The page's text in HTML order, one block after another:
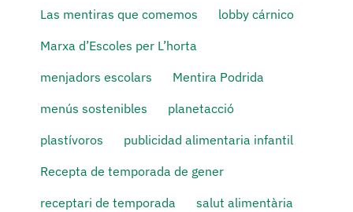
Las mentiras que comemos
lobby cárnico
Marxa d’Escoles per L’horta
menjadors escolars
Mentira Podrida
menús sostenibles
planetacció
plastívoros
publicidad alimentaria infantil
Recepta de temporada de gener
receptari de temporada
salut alimentària